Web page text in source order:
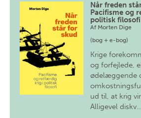
Når freden
Pacifisme og
politisk filosofi
Af Morten Dige
(bog + e-bog)
Krige
og forfejlede,
ødelæggende
ud til, at krig
Alligevel diskv…